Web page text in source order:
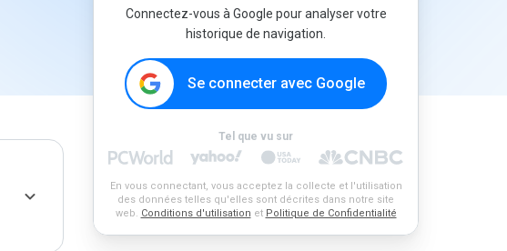
Connectez-vous à Google pour analyser votre
historique de navigation.
Se connecter avec Google
Tel que vu sur
En vous connectant, vous acceptez la collecte et l'utilisation
des données telles qu'elles sont décrites dans notre site
web. Conditions d'utilisation et Politique de Confidentialité